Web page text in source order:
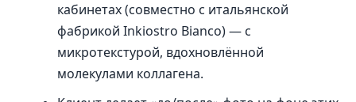
кабинетах (совместно с итальянской
фабрикой Inkiostro Bianco) — с
микротекстурой, вдохновлённой
молекулами коллагена.